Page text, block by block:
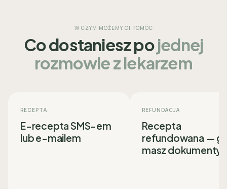
W CZYM MOŻEMY CI POMÓC
Co dostaniesz pojednej
rozmowie z lekarzem
RECEPTA
E-recepta SMS-em
lub e-mailem
REFUNDACJA
Recepta
refundowana —
masz dokumenty